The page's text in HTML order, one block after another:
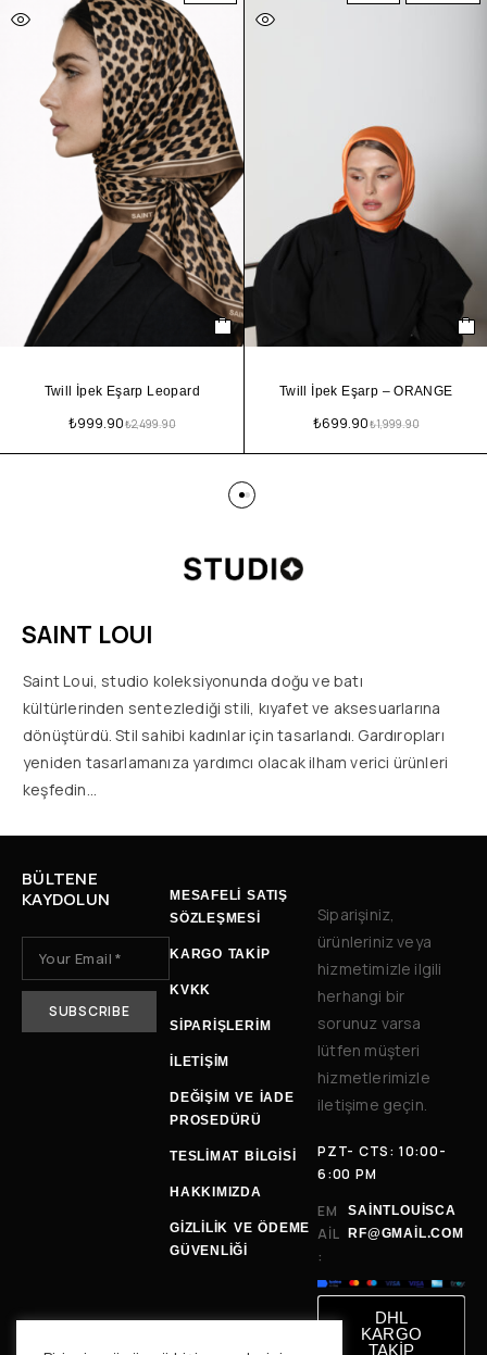
Twill İpek Eşarp Leopard
₺2,499.90
₺999.90
Twill İpek Eşarp – ORANGE
₺1,999.90
₺699.90
SAINT LOUI
Saint Loui, studio koleksiyonunda doğu ve batı
kültürlerinden sentezlediği stili, kıyafet ve aksesuarlarına
dönüştürdü. Stil sahibi kadınlar için tasarlandı. Gardıropları
yeniden tasarlamanıza yardımcı olacak ilham verici ürünleri
keşfedin…
BÜLTENE
KAYDOLUN
MESAFELİ SATIŞ
SÖZLEŞMESİ
KARGO TAKİP
KVKK
SİPARİŞLERİM
İLETIŞIM
DEĞIŞIM VE İADE
PROSEDÜRÜ
TESLIMAT BILGISI
HAKKIMIZDA
GİZLİLİK VE ÖDEME
GÜVENLİĞİ
Siparişiniz,
ürünleriniz veya
hizmetimizle ilgili
herhangi bir
sorunuz varsa
lütfen müşteri
hizmetlerimizle
iletişime geçin.
PZT- CTS: 10:00-
6:00 PM
EM
AIL
:
SAINTLOUISCA
RF@GMAIL.COM
DHL
KARGO
TAKİP